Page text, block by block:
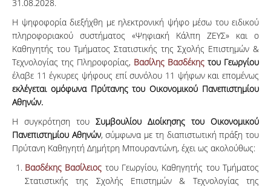
31.08.2028.
Η ψηφοφορία διεξήχθη με ηλεκτρονική ψήφο μέσω του ειδικού
πληροφοριακού συστήματος «Ψηφιακή Κάλπη ΖΕΥΣ» και ο
Καθηγητής του Τμήματος Στατιστικής της Σχολής Επιστημών &
Τεχνολογίας της Πληροφορίας, Βασίλης Βασδέκης του Γεωργίου
έλαβε 11 έγκυρες ψήφους επί συνόλου 11 ψήφων και επομένως
εκλέγεται ομόφωνα Πρύτανης του Οικονομικού Πανεπιστημίου
Αθηνών.
Η συγκρότηση του Συμβουλίου Διοίκησης του Οικονομικού
Πανεπιστημίου Αθηνών, σύμφωνα με τη διαπιστωτική πράξη του
Πρύτανη Καθηγητή Δημήτρη Μπουραντώνη, έχει ως ακολούθως:
Βασδέκης Βασίλειος του Γεωργίου, Καθηγητής του Τμήματος
Στατιστικής της Σχολής Επιστημών & Τεχνολογίας της